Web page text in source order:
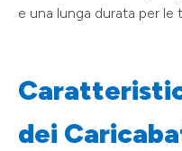
e una lunga durata per le
dei